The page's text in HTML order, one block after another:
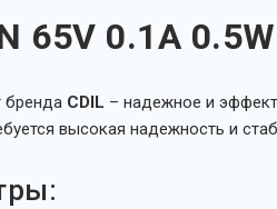
65V 0.1A
бренда CDIL – надежное и
высокая надежность и